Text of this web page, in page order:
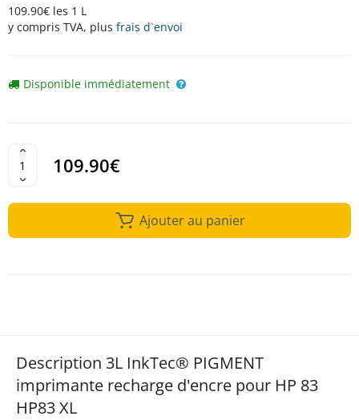
109.90€ les 1 L
y compris TVA, plus frais d`envoi
Disponible immédiatement
109.90€
Ajouter au panier
Description 3L InkTec® PIGMENT
imprimante recharge d'encre pour HP 83
HP83 XL